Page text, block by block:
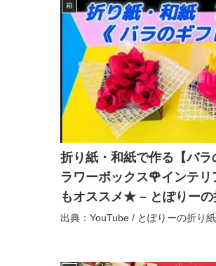
箱
折り紙・和紙で作る【バ
ラワーボックス🌹インテ
もオススメ★ – とぽりーの
出典：YouTube / とぽりーの折り紙